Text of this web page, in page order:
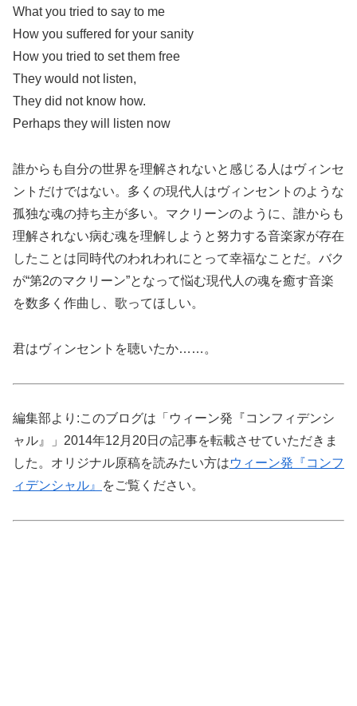
What you tried to say to me
How you suffered for your sanity
How you tried to set them free
They would not listen,
They did not know how.
Perhaps they will listen now
誰からも自分の世界を理解されないと感じる人はヴィンセ
ントだけではない。多くの現代人はヴィンセントのような
孤独な魂の持ち主が多い。マクリーンのように、誰からも
理解されない病む魂を理解しようと努力する音楽家が存在
したことは同時代のわれわれにとって幸福なことだ。バク
が“第2のマクリーン”となって悩む現代人の魂を癒す音楽
を数多く作曲し、歌ってほしい。
君はヴィンセントを聴いたか……。
編集部より:このブログは「ウィーン発『コンフィデンシ
ャル』」2014年12月20日の記事を転載させていただきま
した。オリジナル原稿を読みたい方はウィーン発『コンフ
ィデンシャル』
をご覧ください。